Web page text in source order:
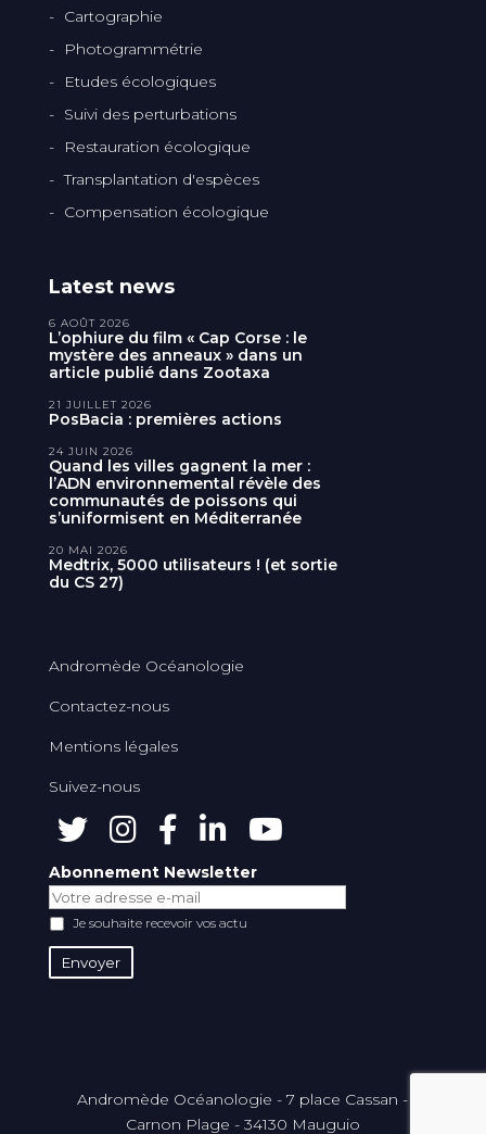
Cartographie
Photogrammétrie
Etudes écologiques
Suivi des perturbations
Restauration écologique
Transplantation d'espèces
Compensation écologique
Latest news
L’ophiure du film « Cap Corse : le
mystère des anneaux » dans un
article publié dans Zootaxa
6 AOÛT 2026
PosBacia : premières actions
21 JUILLET 2026
Quand les villes gagnent la mer :
l’ADN environnemental révèle des
communautés de poissons qui
s’uniformisent en Méditerranée
24 JUIN 2026
Medtrix, 5000 utilisateurs ! (et sortie
du CS 27)
20 MAI 2026
Andromède Océanologie
Contactez-nous
Mentions légales
Suivez-nous
Abonnement Newsletter
Je souhaite recevoir vos actu
Andromède Océanologie - 7 place Cassan -
Carnon Plage - 34130 Mauguio